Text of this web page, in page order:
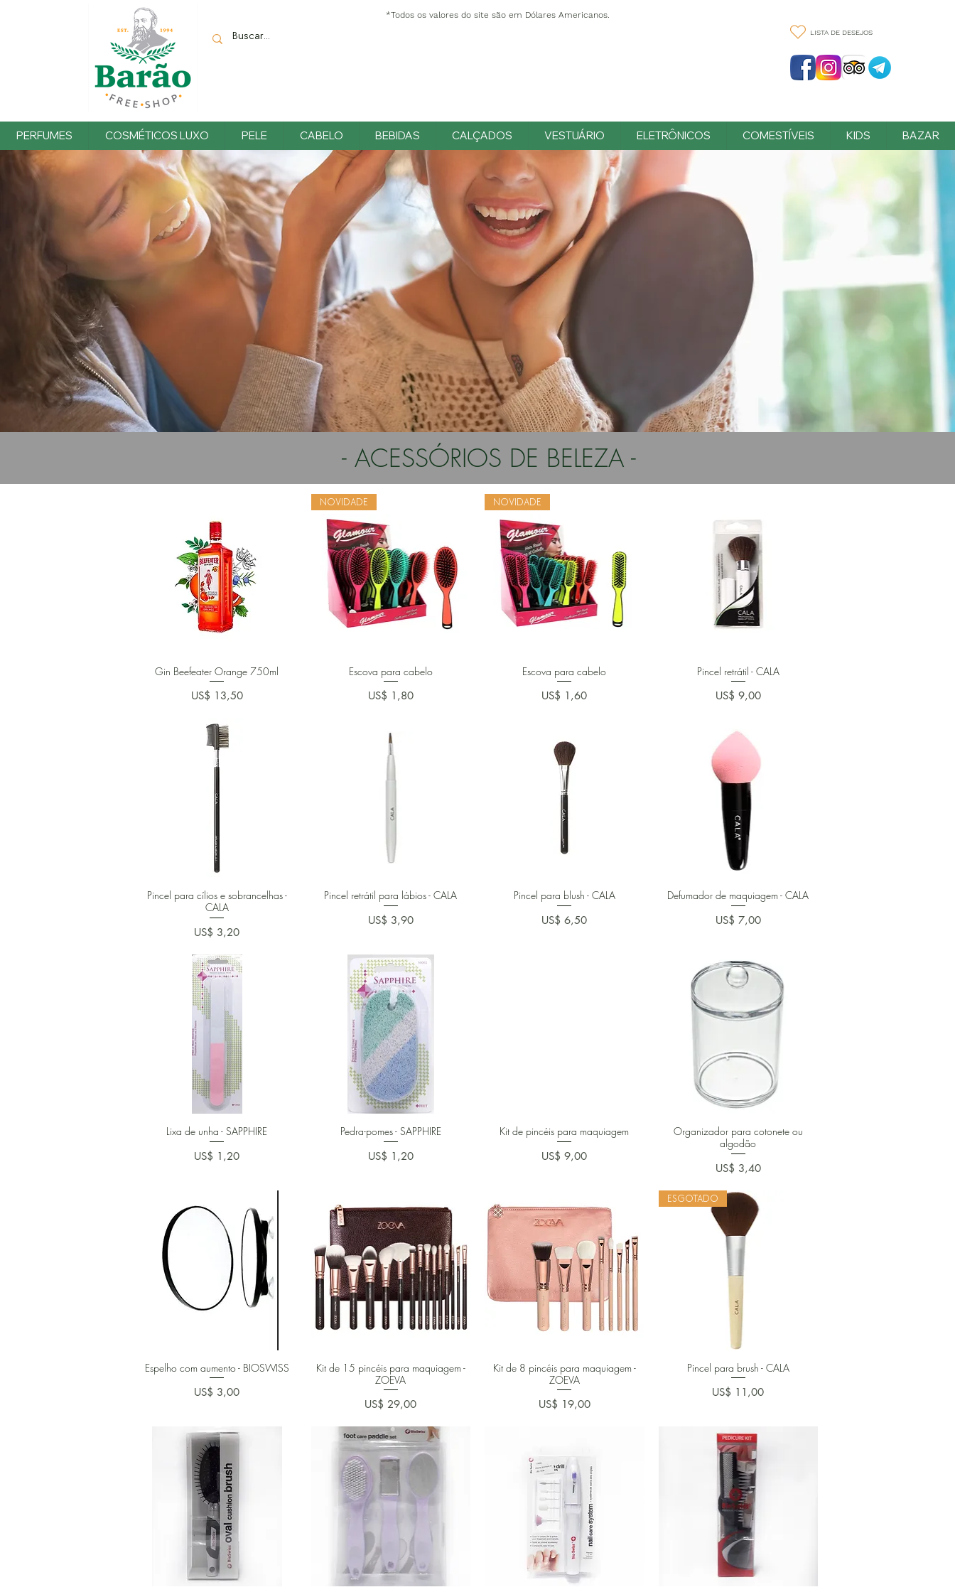
*Todos os valores do site são em Dólares Americanos.
LISTA DE DESEJOS
PERFUMES COSMÉTICOS LUXO PELE CABELO BEBIDAS CALÇADOS VESTUÁRIO ELETRÔNICOS COMESTÍVEIS KIDS BAZAR
- ACESSÓRIOS DE BELEZA -
Gin Beefeater Orange 750ml
Preço
US$ 13,50
NOVIDADE
Escova para cabelo
Preço
US$ 1,80
NOVIDADE
Escova para cabelo
Preço
US$ 1,60
Pincel retrátil - CALA
Preço
US$ 9,00
Pincel para cílios e sobrancelhas -
CALA
Preço
US$ 3,20
Pincel retrátil para lábios - CALA
Preço
US$ 3,90
Pincel para blush - CALA
Preço
US$ 6,50
Defumador de maquiagem - CALA
Preço
US$ 7,00
Lixa de unha - SAPPHIRE
Preço
US$ 1,20
Pedra-pomes - SAPPHIRE
Preço
US$ 1,20
Kit de pincéis para maquiagem
Preço
US$ 9,00
Organizador para cotonete ou
algodão
Preço
US$ 3,40
Espelho com aumento - BIOSWISS
Preço
US$ 3,00
Kit de 15 pincéis para maquiagem -
ZOEVA
Preço
US$ 29,00
Kit de 8 pincéis para maquiagem -
ZOEVA
Preço
US$ 19,00
ESGOTADO
Pincel para brush - CALA
Preço
US$ 11,00